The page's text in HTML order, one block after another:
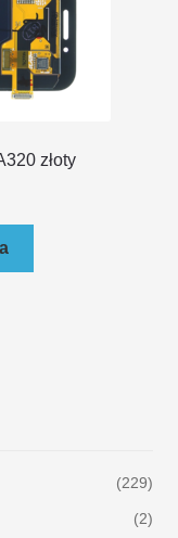
złoty
(229)
(2)